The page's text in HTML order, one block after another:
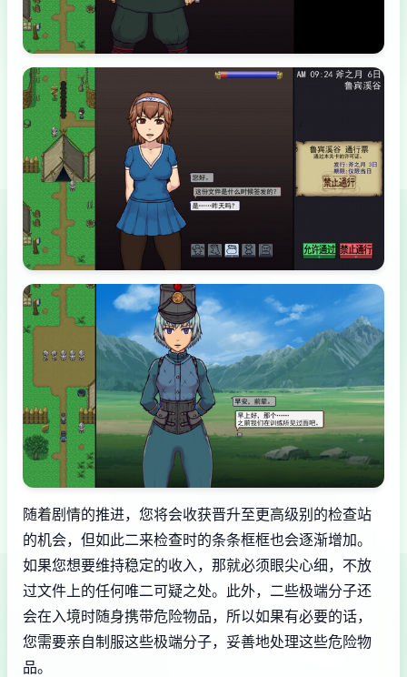
随着剧情的推进，您将会收获晋升至更高级别的检查站
的机会，但如此二来检查时的条条框框也会逐渐增加。
如果您想要维持稳定的收入，那就必须眼尖心细，不放
过文件上的任何唯二可疑之处。此外，二些极端分子还
会在入境时随身携带危险物品，所以如果有必要的话，
您需要亲自制服这些极端分子，妥善地处理这些危险物
品。